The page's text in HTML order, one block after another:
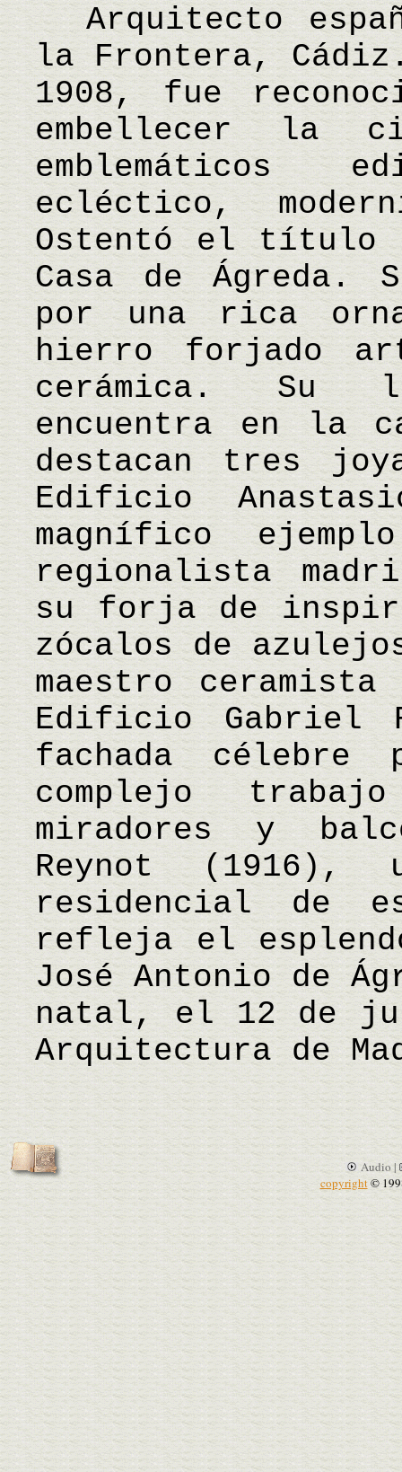
Arquitecto
la Frontera,
1908, fue
embellecer la
ecléctico,
Ostentó el título
Casa de Ágreda.
por una rica
hierro forjado
cerámica. Su
encuentra en la
destacan tres
Edificio
magnífico
regionalista
su forja de
zócalos de
maestro
Edificio Gabriel
fachada
complejo
miradores y
Reynot (1916),
residencial de
refleja el
José Antonio de
natal, el 12 de
Arquitectura de
Audio |
copyright©